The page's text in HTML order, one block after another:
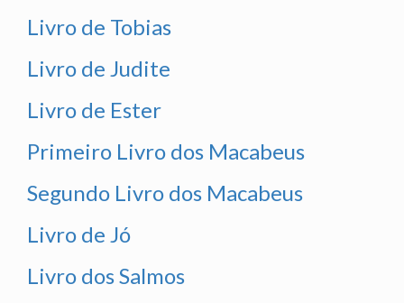
Livro de Tobias
Livro de Judite
Livro de Ester
Primeiro Livro dos Macabeus
Segundo Livro dos Macabeus
Livro de Jó
Livro dos Salmos